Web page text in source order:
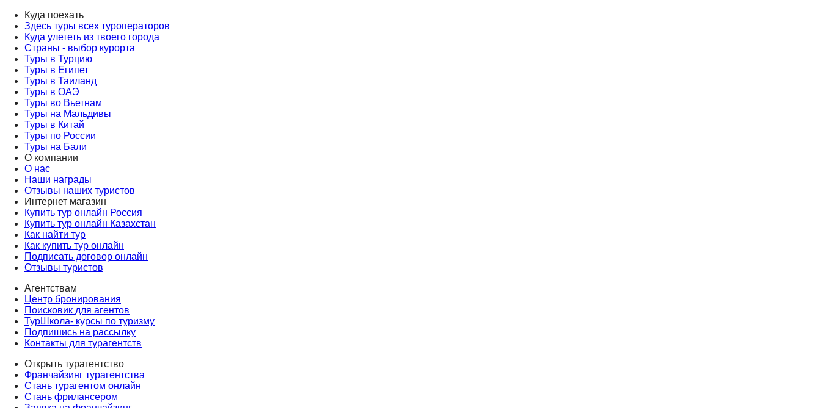
Куда поехать
Здесь туры всех туроператоров
Куда улететь из твоего города
Страны - выбор курорта
Туры в Турцию
Туры в Египет
Туры в Таиланд
Туры в ОАЭ
Туры во Вьетнам
Туры на Мальдивы
Туры в Китай
Туры по России
Туры на Бали
О компании
О нас
Наши награды
Отзывы наших туристов
Интернет магазин
Купить тур онлайн Россия
Купить тур онлайн Казахстан
Как найти тур
Как купить тур онлайн
Подписать договор онлайн
Отзывы туристов
Агентствам
Центр бронирования
Поисковик для агентов
ТурШкола- курсы по туризму
Подпишись на рассылку
Контакты для турагентств
Открыть турагентство
Франчайзинг турагентства
Стань турагентом онлайн
Стань фрилансером